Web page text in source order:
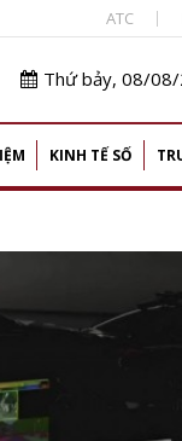
ATC
Thứ bảy, 08/
KINH TẾ SỐ